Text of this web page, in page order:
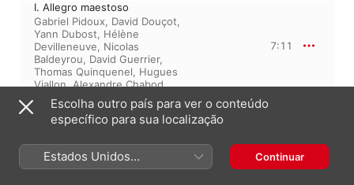
I. Allegro maestoso
Gabriel Pidoux, David Douçot,
Yann Dubost, Hélène
Devilleneuve, Nicolas
Baldeyrou, David Guerrier,
Thomas Quinquenel, Hugues
Viallon,Alexandre Chabod
7:11
II. Menuetto
Yann Dubost ,Alexandre
Chabod,Gabriel Pidoux,David
Thomas Quinquenel,Hélène
Devilleneuve,Hugues Viallon
Escolha outro país para ver o conteúdo
específico para sua localização
Estados Unidos
(Português Brasil)
Continuar